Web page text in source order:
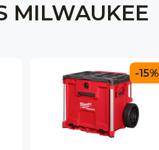
MILWAUKEE
-15%